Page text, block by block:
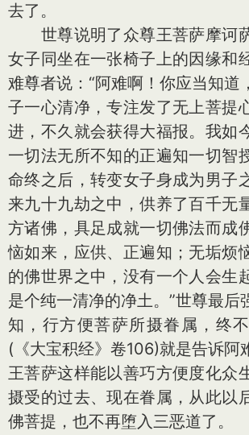
去了。
世尊说明了众尊王菩萨摩诃
女子同坐在一张椅子上的因缘和
难尊者说：“阿难啊！你应当知道
子一心清净，专注发了无上菩提
进，不久就会获得大福报。我如
一切法无所不知的正遍知一切智
命终之后，转变女子身成为男子
来九十九劫之中，供养了百千无
方诸佛，具足成就一切佛法而成
恼如来，应供、正遍知；无垢烦
的佛世界之中，没有一个人会生
是个纯一清净的净土。”世尊最后
知，行方便菩萨所摄眷属，终不
(《大宝积经》卷106)就是告诉阿
王菩萨这样能以善巧方便度化众
摄受的过去、现在眷属，从此以
佛菩提，也不再堕入三恶道了。